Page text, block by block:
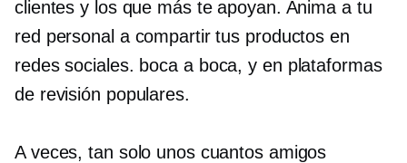
clientes y los que más te apoyan. Anima a tu
red personal a compartir tus productos en
redes sociales. boca a boca, y en plataformas
de revisión populares.
A veces, tan solo unos cuantos amigos